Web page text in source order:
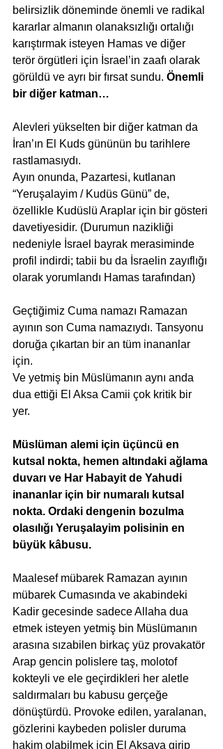
belirsizlik döneminde önemli ve radikal
kararlar almanın olanaksızlığı ortalığı
karıştırmak isteyen Hamas ve diğer
terör örgütleri için İsrael’in zaafı olarak
görüldü ve ayrı bir fırsat sundu. Önemli
bir diğer katman…
Alevleri yükselten bir diğer katman da
İran’ın El Kuds gününün bu tarihlere
rastlamasıydı.
Ayın onunda, Pazartesi, kutlanan
“Yeruşalayim / Kudüs Günü” de,
özellikle Kudüslü Araplar için bir gösteri
davetiyesidir. (Durumun nazikliği
nedeniyle İsrael bayrak merasiminde
profil indirdi; tabii bu da İsraelin zayıflığı
olarak yorumlandı Hamas tarafından)
Geçtiğimiz Cuma namazı Ramazan
ayının son Cuma namazıydı. Tansyonu
doruğa çıkartan bir an tüm inananlar
için.
Ve yetmiş bin Müslümanın aynı anda
dua ettiği El Aksa Camii çok kritik bir
yer.
Müslüman alemi için üçüncü en
kutsal nokta, hemen altındaki ağlama
duvarı ve Har Habayit de Yahudi
inananlar için bir numaralı kutsal
nokta. Ordaki dengenin bozulma
olasılığı Yeruşalayim polisinin en
büyük kâbusu.
Maalesef mübarek Ramazan ayının
mübarek Cumasında ve akabindeki
Kadir gecesinde sadece Allaha dua
etmek isteyen yetmiş bin Müslümanın
arasına sızabilen birkaç yüz provakatör
Arap gencin polislere taş, molotof
kokteyli ve ele geçirdikleri her aletle
saldırmaları bu kabusu gerçeğe
dönüştürdü. Provoke edilen, yaralanan,
gözlerini kaybeden polisler duruma
hakim olabilmek için El Aksaya girip